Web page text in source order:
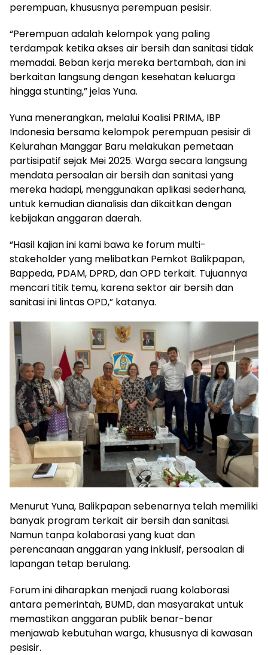
perempuan, khususnya perempuan pesisir.
“Perempuan adalah kelompok yang paling
terdampak ketika akses air bersih dan sanitasi tidak
memadai. Beban kerja mereka bertambah, dan ini
berkaitan langsung dengan kesehatan keluarga
hingga stunting,” jelas Yuna.
Yuna menerangkan, melalui Koalisi PRIMA, IBP
Indonesia bersama kelompok perempuan pesisir di
Kelurahan Manggar Baru melakukan pemetaan
partisipatif sejak Mei 2025. Warga secara langsung
mendata persoalan air bersih dan sanitasi yang
mereka hadapi, menggunakan aplikasi sederhana,
untuk kemudian dianalisis dan dikaitkan dengan
kebijakan anggaran daerah.
“Hasil kajian ini kami bawa ke forum multi-
stakeholder yang melibatkan Pemkot Balikpapan,
Bappeda, PDAM, DPRD, dan OPD terkait. Tujuannya
mencari titik temu, karena sektor air bersih dan
sanitasi ini lintas OPD,” katanya.
Menurut Yuna, Balikpapan sebenarnya telah memiliki
banyak program terkait air bersih dan sanitasi.
Namun tanpa kolaborasi yang kuat dan
perencanaan anggaran yang inklusif, persoalan di
lapangan tetap berulang.
Forum ini diharapkan menjadi ruang kolaborasi
antara pemerintah, BUMD, dan masyarakat untuk
memastikan anggaran publik benar-benar
menjawab kebutuhan warga, khususnya di kawasan
pesisir.